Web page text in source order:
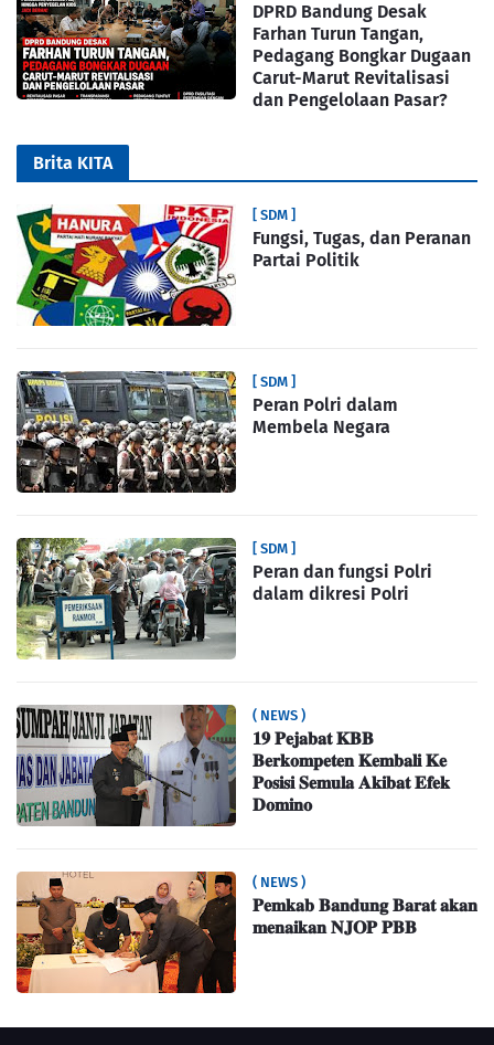
DPRD Bandung Desak
Farhan Turun Tangan,
Pedagang Bongkar Dugaan
Carut-Marut Revitalisasi
dan Pengelolaan Pasar?
Brita KITA
[ SDM ]
Fungsi, Tugas, dan Peranan
Partai Politik
[ SDM ]
Peran Polri dalam
Membela Negara
[ SDM ]
Peran dan fungsi Polri
dalam dikresi Polri
( NEWS )
𝟏𝟗 𝐏𝐞𝐣𝐚𝐛𝐚𝐭 𝐊𝐁𝐁
𝐁𝐞𝐫𝐤𝐨𝐦𝐩𝐞𝐭𝐞𝐧 𝐊𝐞𝐦𝐛𝐚𝐥𝐢 𝐊𝐞
𝐏𝐨𝐬𝐢𝐬𝐢 𝐒𝐞𝐦𝐮𝐥𝐚 𝐀𝐤𝐢𝐛𝐚𝐭 𝐄𝐟𝐞𝐤
𝐃𝐨𝐦𝐢𝐧𝐨
( NEWS )
𝐏𝐞𝐦𝐤𝐚𝐛 𝐁𝐚𝐧𝐝𝐮𝐧𝐠 𝐁𝐚𝐫𝐚𝐭 𝐚𝐤𝐚𝐧
𝐦𝐞𝐧𝐚𝐢𝐤𝐚𝐧 𝐍𝐉𝐎𝐏 𝐏𝐁𝐁